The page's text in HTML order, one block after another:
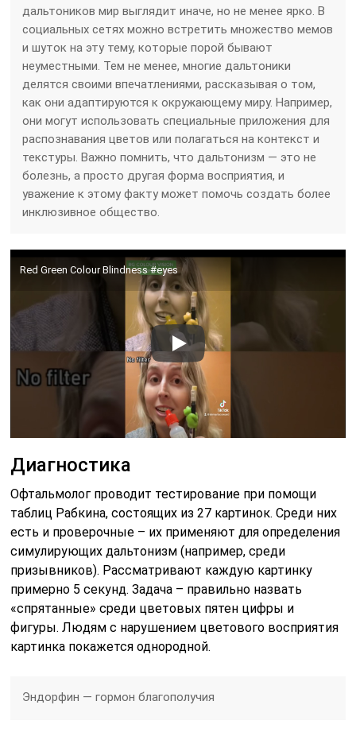
дальтоников мир выглядит иначе, но не менее ярко. В
социальных сетях можно встретить множество мемов
и шуток на эту тему, которые порой бывают
неуместными. Тем не менее, многие дальтоники
делятся своими впечатлениями, рассказывая о том,
как они адаптируются к окружающему миру. Например,
они могут использовать специальные приложения для
распознавания цветов или полагаться на контекст и
текстуры. Важно помнить, что дальтонизм — это не
болезнь, а просто другая форма восприятия, и
уважение к этому факту может помочь создать более
инклюзивное общество.
Red Green Colour Blindness #eyes
Диагностика
Офтальмолог проводит тестирование при помощи
таблиц Рабкина, состоящих из 27 картинок. Среди них
есть и проверочные – их применяют для определения
симулирующих дальтонизм (например, среди
призывников). Рассматривают каждую картинку
примерно 5 секунд. Задача – правильно назвать
«спрятанные» среди цветовых пятен цифры и
фигуры. Людям с нарушением цветового восприятия
картинка покажется однородной.
Эндорфин — гормон благополучия